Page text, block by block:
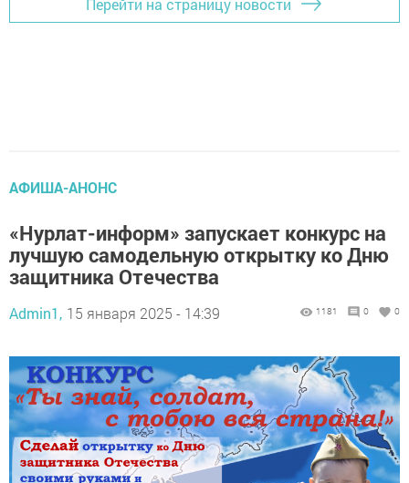
Перейти на страницу новости
АФИША-АНОНС
«Нурлат-информ» запускает конкурс на
лучшую самодельную открытку ко Дню
защитника Отечества
Admin1, 15 января 2025 - 14:39 1181 0 0